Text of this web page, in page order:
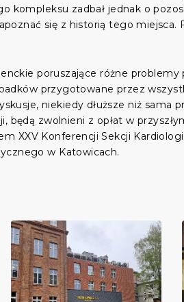
kompleksu zadbał jednak o
się z historią tego miejsca.
poruszające różne problemy
przygotowane przez
niekiedy dłuższe niż sama
będą zwolnieni z opłat w
XXV Konferencji Sekcji
w Katowicach.